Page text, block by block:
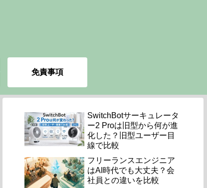
免責事項
SwitchBotサーキュレータ
ー2 Proは旧型から何が進
化した？旧型ユーザー目
線で比較
フリーランスエンジニア
はAI時代でも大丈夫？会
社員との違いを比較